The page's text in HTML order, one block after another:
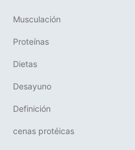
Musculación
Proteínas
Dietas
Desayuno
Definición
cenas protéicas